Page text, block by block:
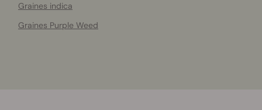
Graines indica
Graines Purple Weed